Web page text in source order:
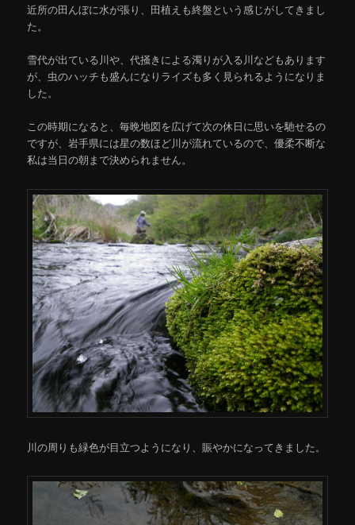
ン
ツ
へ
移
動
ツ
へ
移
動
近所の田んぼに水が張り、田植えも終盤という感じがしてきまし
た。
雪代が出ている川や、代掻きによる濁りが入る川などもあります
が、虫のハッチも盛んになりライズも多く見られるようになりま
した。
この時期になると、毎晩地図を広げて次の休日に思いを馳せるの
ですが、岩手県には星の数ほど川が流れているので、優柔不断な
私は当日の朝まで決められません。
川の周りも緑色が目立つようになり、賑やかになってきました。